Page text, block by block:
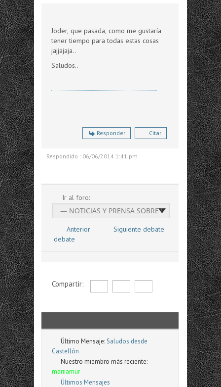
Joder, que pasada, como me gustaría
tener tiempo para todas estas cosas
jajjajaja..
Saludos..
Responder Citar
Respondido : 06/06/2014 1:41 pm
Ir al foro:
Anterior
debate
Siguiente debate
Compartir:
Último Mensaje:Saludos desde
Castellón
Nuestro miembro más reciente:
mariiamur
Últimos Mensajes